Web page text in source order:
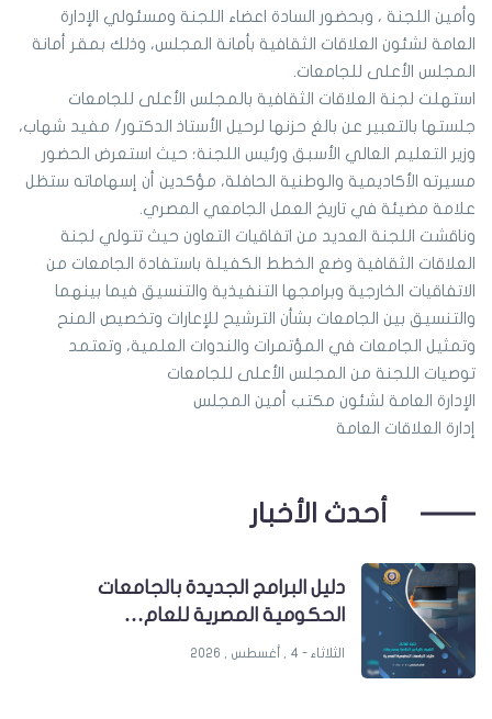
وأمين اللجنة ، وبحضور السادة اعضاء اللجنة ومسئولي الإدارة
العامة لشئون العلاقات الثقافية بأمانة المجلس، وذلك بمقر أمانة
المجلس الأعلى للجامعات.
استهلت لجنة العلاقات الثقافية بالمجلس الأعلى للجامعات
جلستها بالتعبير عن بالغ حزنها لرحيل الأستاذ الدكتور/ مفيد شهاب،
وزير التعليم العالي الأسبق ورئيس اللجنة؛ حيث استعرض الحضور
مسيرته الأكاديمية والوطنية الحافلة، مؤكدين أن إسهاماته ستظل
علامة مضيئة في تاريخ العمل الجامعي المصري.
وناقشت اللجنة العديد من اتفاقيات التعاون حيث تتولي لجنة
العلاقات الثقافية وضع الخطط الكفيلة باستفادة الجامعات من
الاتفاقيات الخارجية وبرامجها التنفيذية والتنسيق فيما بينهما
والتنسيق بين الجامعات بشأن الترشيح للإعارات وتخصيص المنح
وتمثيل الجامعات في المؤتمرات والندوات العلمية، وتعتمد
توصيات اللجنة من المجلس الأعلى للجامعات
الإدارة العامة لشئون مكتب أمين المجلس
إدارة العلاقات العامة
أحدث الأخبار
دليل البرامج الجديدة بالجامعات
الحكومية المصرية للعام…
الثلاثاء - 4 , أغسطس , 2026